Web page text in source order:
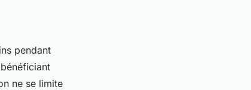
pendant
ne se limite